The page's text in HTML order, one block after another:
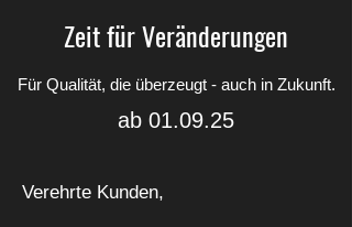
Zeit für Veränderungen
Für Qualität, die überzeugt - auch in Zukunft.
ab 01.09.25
Verehrte Kunden,